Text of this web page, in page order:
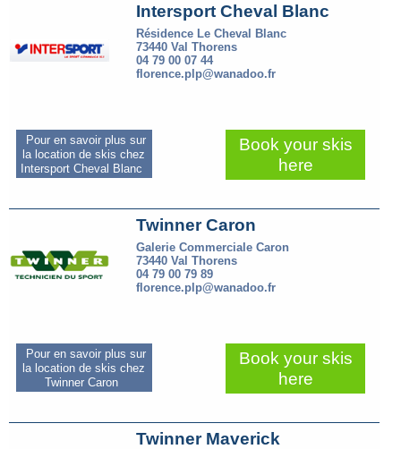
Intersport Cheval Blanc
Résidence Le Cheval Blanc
73440 Val Thorens
04 79 00 07 44
florence.plp@wanadoo.fr
Pour en savoir plus sur
la location de skis chez
Intersport Cheval Blanc
Book your skis
here
Twinner Caron
Galerie Commerciale Caron
73440 Val Thorens
04 79 00 79 89
florence.plp@wanadoo.fr
Pour en savoir plus sur
la location de skis chez
Twinner Caron
Book your skis
here
Twinner Maverick